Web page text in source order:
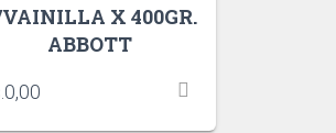
X 400GR.
ABBOTT
0,00